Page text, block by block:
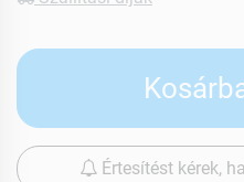
Értesítést kérek,